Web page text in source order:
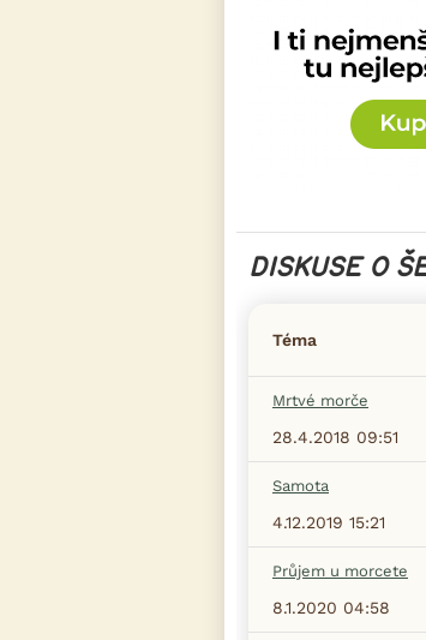
DISKUSE O
Téma
Mrtvé morče
28.4.2018 09:51
Samota
4.12.2019 15:21
Průjem u morcete
8.1.2020 04:58